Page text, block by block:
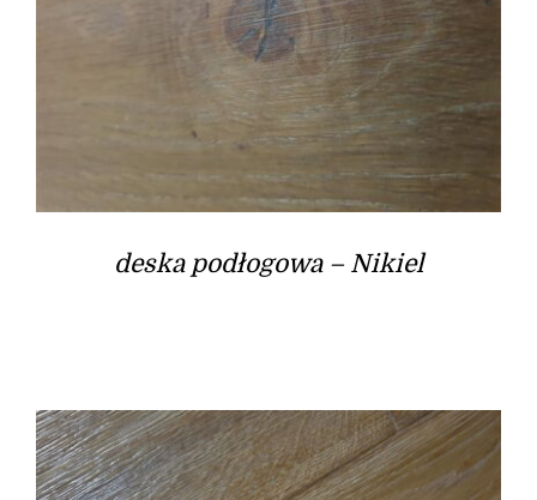
deska podłogowa – Nikiel